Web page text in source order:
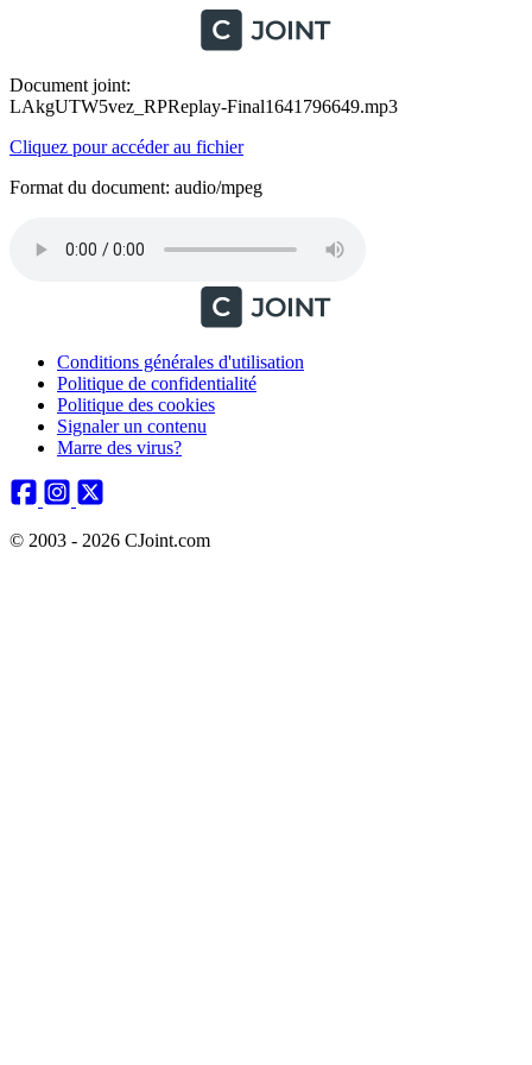
Document joint:
LAkgUTW5vez_RPReplay-Final1641796649.mp3
Cliquez pour accéder au fichier
Format du document: audio/mpeg
Conditions générales d'utilisation
Politique de confidentialité
Politique des cookies
Signaler un contenu
Marre des virus?
© 2003 - 2026 CJoint.com